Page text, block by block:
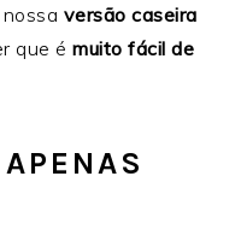
versão caseira
que émuito fácil de